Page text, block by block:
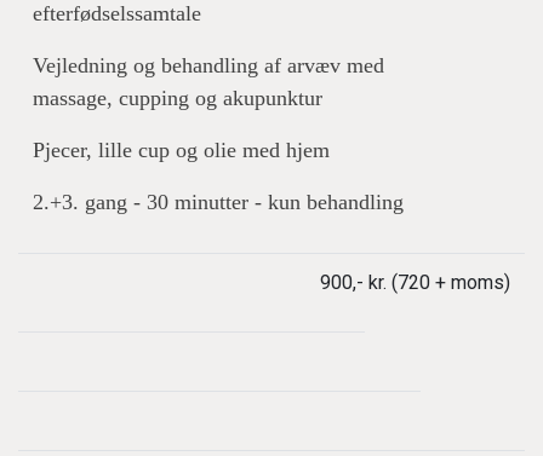
efterfødselssamtale
Vejledning og behandling af arvæv med
massage, cupping og akupunktur
Pjecer, lille cup og olie med hjem
2.+3. gang - 30 minutter - kun behandling
900,- kr. (720 + moms)